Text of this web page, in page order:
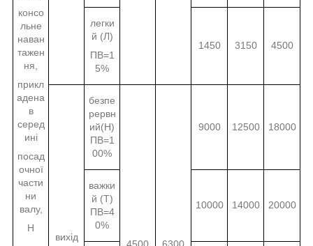
консо
льне
наван
тажен
ня,
прикл
адена
в
серед
ині
посад
очної
части
ни
валу,
Н
легки
й (Л)
ПВ=1
5%
1450 3150 4500
вихід
безпе
рервн
ий(Н)
ПВ=1
00%
9000 12500 18000
важки
й (Т)
ПВ=4
0%
10000 14000 20000